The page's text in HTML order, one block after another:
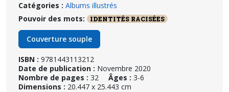
Catégories : Albums illustrés
Pouvoir des mots:
IDENTITÉS RACISÉES
Couverture souple
ISBN : 9781443113212
Date de publication : Novembre 2020
Nombre de pages : 32 Âges : 3-6
Dimensions : 20.447 x 25.443 cm